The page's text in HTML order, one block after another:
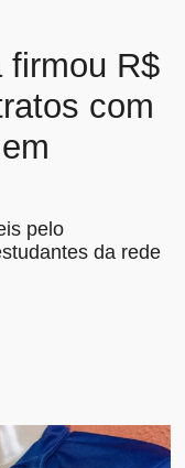
firmou R$
com
pelo
da rede